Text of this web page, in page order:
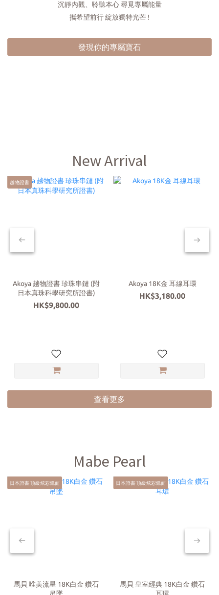
沉靜內觀、聆聽本心 尋覓專屬能量
攜希望前行 綻放獨特光芒 !
發現你的專屬寶石
New Arrival
越物證書
Akoya 越物證書 珍珠串鏈 (附
日本真珠科學研究所證書)
HK$9,800.00
Akoya 18K金 耳線耳環
HK$3,180.00
查看更多
Mabe Pearl
日本證書 頂級炫彩鏡面
馬貝 唯美流星 18K白金 鑽石
日本證書 頂級炫彩鏡面
馬貝 皇室經典 18K白金 鑽石